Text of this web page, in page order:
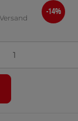
-14%